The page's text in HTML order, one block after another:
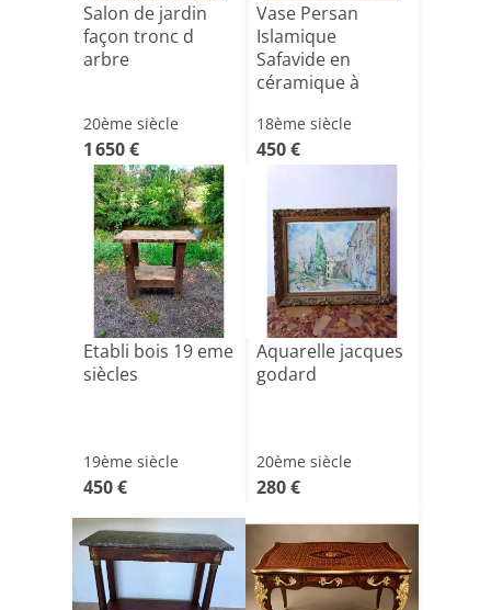
Salon de jardin
façon tronc d
arbre
20ème siècle
1 650 €
Vase Persan
Islamique
Safavide en
céramique à
P[...]
18ème siècle
450 €
Etabli bois 19 eme
siècles
19ème siècle
450 €
Aquarelle jacques
godard
20ème siècle
280 €